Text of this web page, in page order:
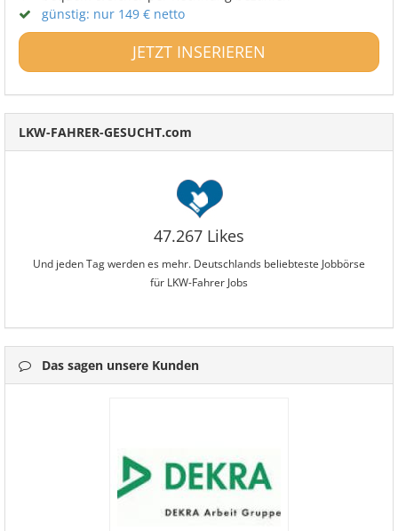
günstig: nur 149 € netto
JETZT INSERIEREN
LKW-FAHRER-GESUCHT.com
47.267 Likes
Und jeden Tag werden es mehr. Deutschlands beliebteste Jobbörse
für LKW-Fahrer Jobs
Das sagen unsere Kunden